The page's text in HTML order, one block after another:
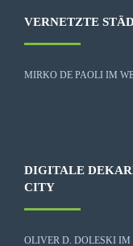
VERNETZTE
MIRKO DE PAOLI IM
DIGITALE
CITY
OLIVER D. DOLESKI IM